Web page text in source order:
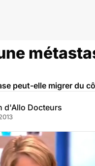
peut-elle migrer du
d'Allo Docteurs